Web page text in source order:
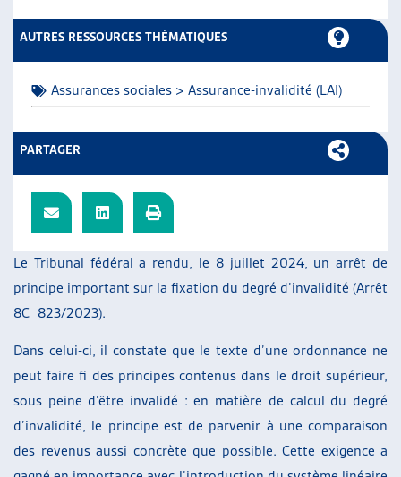
Le Tribunal fédéral a rendu, le 8 juillet 2024, un arrêt de
principe important sur la fixation du degré d’invalidité (Arrêt
8C_823/2023).
Dans celui-ci, il constate que le texte d’une ordonnance ne
peut faire fi des principes contenus dans le droit supérieur,
sous peine d’être invalidé : en matière de calcul du degré
d’invalidité, le principe est de parvenir à une comparaison
des revenus aussi concrète que possible. Cette exigence a
AUTRES RESSOURCES THÉMATIQUES
Assurances sociales > Assurance-invalidité (LAI)
PARTAGER